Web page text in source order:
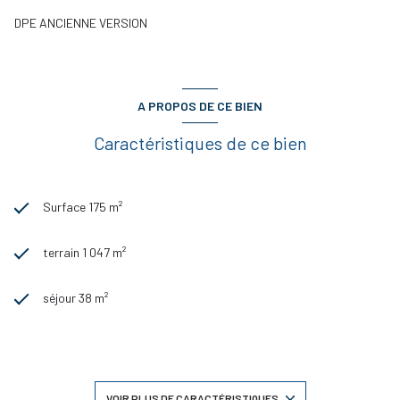
DPE ANCIENNE VERSION
A PROPOS DE CE BIEN
Caractéristiques de ce bien
Surface 175 m²
terrain 1 047 m²
séjour 38 m²